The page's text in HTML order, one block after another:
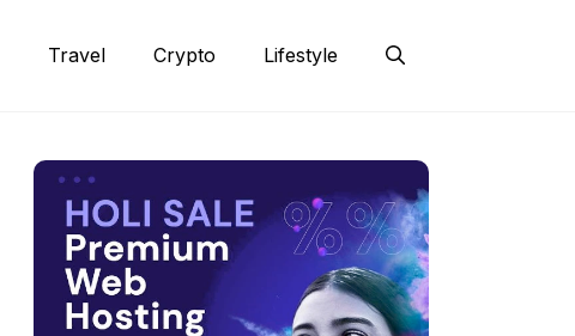
Travel Crypto Lifestyle